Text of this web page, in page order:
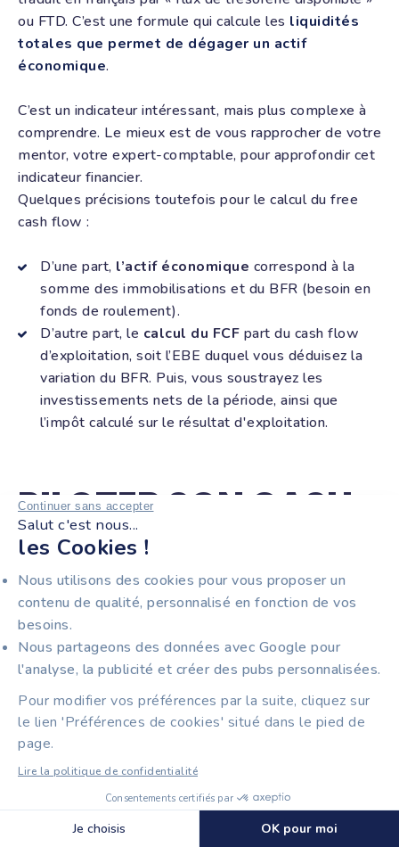
Continuer sans accepter
Salut c'est nous...
les Cookies !
Nous utilisons des cookies pour vous proposer un
contenu de qualité, personnalisé en fonction de vos
besoins.
Nous partageons des données avec Google pour
l'analyse, la publicité et créer des pubs personnalisées.
Pour modifier vos préférences par la suite, cliquez sur
le lien 'Préférences de cookies' situé dans le pied de
page.
Lire la politique de confidentialité
Consentements certifiés par
Je choisis OK pour moi
🍪 Cookies
ou FTD. C’est une formule qui calcule les liquidités
totales que permet de dégager un actif
économique.
C’est un indicateur intéressant, mais plus complexe à
comprendre. Le mieux est de vous rapprocher de votre
mentor, votre expert-comptable, pour approfondir cet
indicateur financier.
Quelques précisions toutefois pour le calcul du free
cash flow :
D’une part, l’actif économique correspond à la
somme des immobilisations et du BFR (besoin en
fonds de roulement).
D’autre part, le calcul du FCF part du cash flow
d’exploitation, soit l’EBE duquel vous déduisez la
variation du BFR. Puis, vous soustrayez les
investissements nets de la période, ainsi que
l’impôt calculé sur le résultat d'exploitation.
PILOTER SON CASH
FLOW, UN ACTE DE
SAINE GESTION
POUR
L’ENTREPRENEUR
Vous l’entendez souvent : l’argent est roi. Mieux vaut
effectivement disposer de suffisamment de liquidités
pour envisager le développement de vos activités
professionnelles, sans oublier leur survie. Sans
trésorerie, rien n’est possible dans une entreprise, et